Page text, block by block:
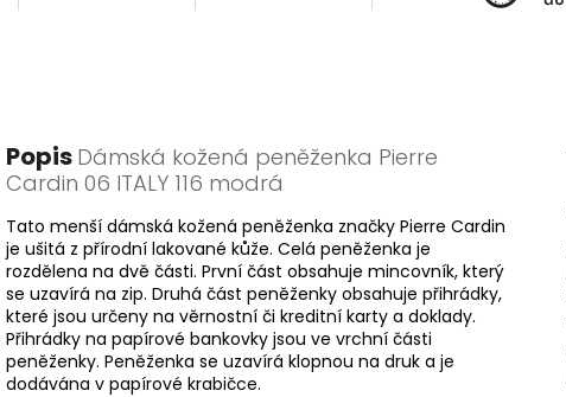
Popis Dámská kožená peněženka Pierre
Cardin 06 ITALY 116 modrá
Tato menší dámská kožená peněženka značky Pierre Cardin
je ušitá z přírodní lakované kůže. Celá peněženka je
rozdělena na dvě části. První část obsahuje mincovník, který
se uzavírá na zip. Druhá část peněženky obsahuje přihrádky,
které jsou určeny na věrnostní či kreditní karty a doklady.
Přihrádky na papírové bankovky jsou ve vrchní části
peněženky. Peněženka se uzavírá klopnou na druk a je
dodávána v papírové krabičce.